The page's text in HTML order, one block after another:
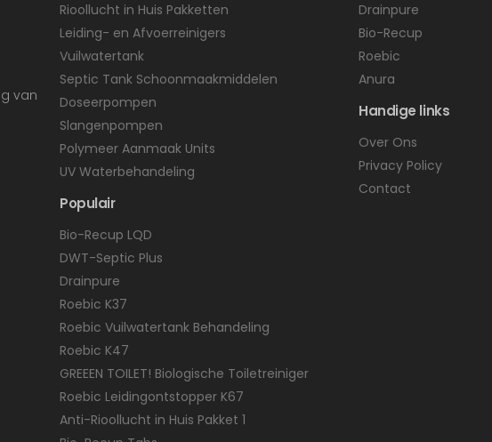
van
Rioollucht in Huis Pakketten
Leiding- en Afvoerreinigers
Vuilwatertank
Septic Tank Schoonmaakmiddelen
Doseerpompen
Slangenpompen
Polymeer Aanmaak Units
UV Waterbehandeling
Populair
Bio-Recup LQD
DWT-Septic Plus
Drainpure
Roebic K37
Roebic Vuilwatertank Behandeling
Roebic K47
GREEEN TOILET! Biologische Toiletreiniger
Roebic Leidingontstopper K67
Anti-Rioollucht in Huis Pakket 1
Drainpure
Bio-Recup
Roebic
Anura
Handige links
Over Ons
Privacy Policy
Contact